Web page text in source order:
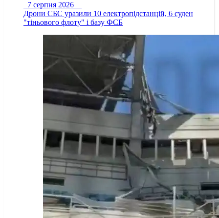
7 серпня 2026
Дрони СБС уразили 10 електропідстанцій, 6 суден
"тіньового флоту" і базу ФСБ